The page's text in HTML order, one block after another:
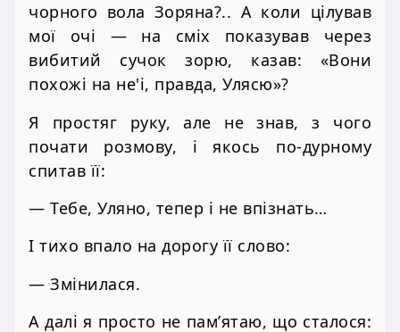
чорного вола Зоряна?.. А коли цілував
мої очі — на сміх показував через
вибитий сучок зорю, казав: «Вони
похожі на не'і, правда, Улясю»?
Я простяг руку, але не знав, з чого
почати розмову, і якось по-дурному
спитав її:
— Тебе, Уляно, тепер і не впізнать…
І тихо впало на дорогу її слово:
— Змінилася.
А далі я просто не пам’ятаю, що сталося: